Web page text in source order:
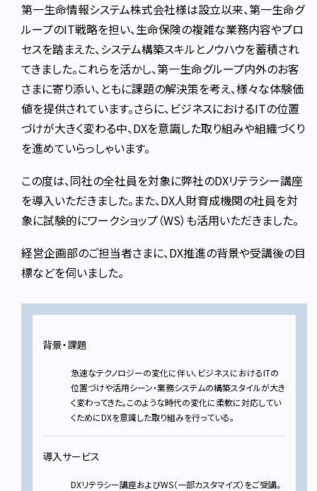
第一生命情報システム株式会社様は設立以来、第一生命グ
ループのIT戦略を担い、生命保険の複雑な業務内容やプロ
セスを踏まえた、システム構築スキルとノウハウを蓄積され
てきました。これらを活かし、第一生命グループ内外のお客
さまに寄り添い、ともに課題の解決策を考え、様々な体験価
値を提供されています。さらに、ビジネスにおけるITの位置
づけが大きく変わる中、DXを意識した取り組みや組織づくり
を進めていらっしゃいます。
この度は、同社の全社員を対象に弊社のDXリテラシー講座
を導入いただきました。また、DX人財育成機関の社員を対
象に試験的にワークショップ（WS）も活用いただきました。
経営企画部のご担当者さまに、DX推進の背景や受講後の目
標などを伺いました。
背景・課題
急速なテクノロジーの変化に伴い、ビジネスにおけるITの
位置づけや活用シーン・業務システムの構築スタイルが大き
く変わってきた。このような時代の変化に柔軟に対応してい
くためにDXを意識した取り組みを行っている。
導入サービス
DXリテラシー講座およびWS（一部カスタマイズ）をご受講。